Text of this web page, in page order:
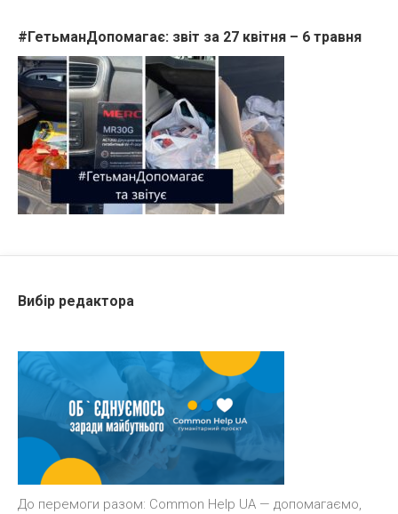
#ГетьманДопомагає: звіт за 27 квітня – 6 травня
Вибір редактора
До перемоги разом: Common Help UA — допомагаємо,